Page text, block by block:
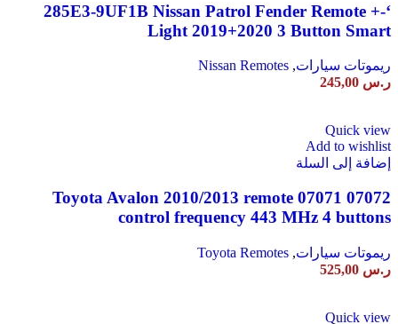
‘-285E3-9UF1B Nissan Patrol Fender Remote +
Light 2019+2020 3 Button Smart
ريموتات سيارات,
Nissan Remotes
ر.س
Quick view
Add to wishlist
إضافة إلى السلة
07072 07071 Toyota Avalon 2010/2013 remote
control frequency 443 MHz 4 buttons
ريموتات سيارات,
Toyota Remotes
ر.س
Quick view